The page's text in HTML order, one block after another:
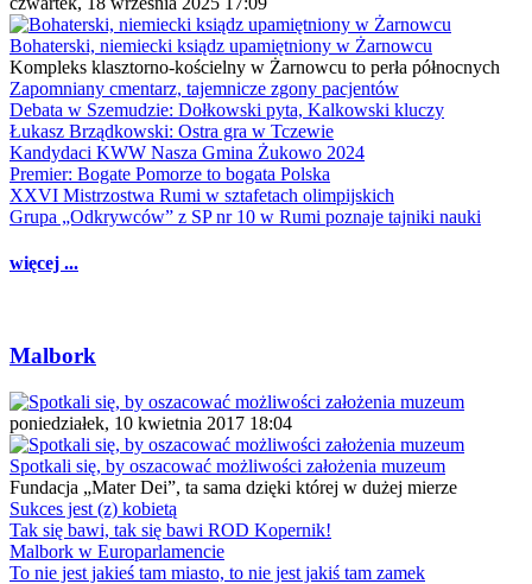
Bohaterski, niemiecki ksiądz upamiętniony w Żarnowcu
Kompleks klasztorno-kościelny w Żarnowcu to perła północnych
Zapomniany cmentarz, tajemnicze zgony pacjentów
Debata w Szemudzie: Dołkowski pyta, Kalkowski kluczy
Łukasz Brządkowski: Ostra gra w Tczewie
Kandydaci KWW Nasza Gmina Żukowo 2024
Premier: Bogate Pomorze to bogata Polska
XXVI Mistrzostwa Rumi w sztafetach olimpijskich
Grupa „Odkrywców” z SP nr 10 w Rumi poznaje tajniki nauki
więcej ...
Malbork
poniedziałek, 10 kwietnia 2017 18:04
Spotkali się, by oszacować możliwości założenia muzeum
Fundacja „Mater Dei”, ta sama dzięki której w dużej mierze
Sukces jest (z) kobietą
Tak się bawi, tak się bawi ROD Kopernik!
Malbork w Europarlamencie
To nie jest jakieś tam miasto, to nie jest jakiś tam zamek